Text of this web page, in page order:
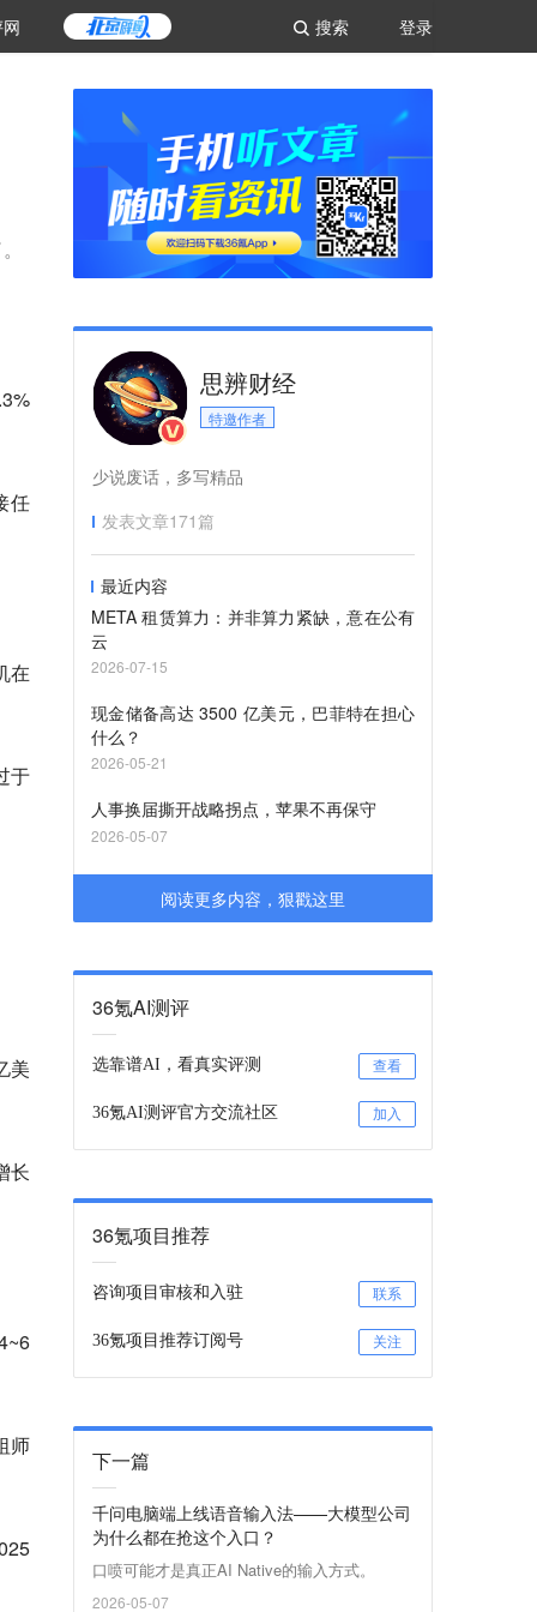
登录
搜索
任
在
于
美
长
师
思辨财经
特邀作者
少说废话，多写精品
发表文章171篇
最近内容
META 租赁算力：并非算力紧缺，意在公有
云
2026-07-15
现金储备高达 3500 亿美元，巴菲特在担心
什么？
2026-05-21
人事换届撕开战略拐点，苹果不再保守
2026-05-07
阅读更多内容，狠戳这里
36氪AI测评
选靠谱AI，看真实评测 查看
36氪AI测评官方交流社区 加入
36氪项目推荐
咨询项目审核和入驻 联系
36氪项目推荐订阅号 关注
下一篇
千问电脑端上线语音输入法——大模型公司
为什么都在抢这个入口？
口喷可能才是真正AI Native的输入方式。
2026-05-07